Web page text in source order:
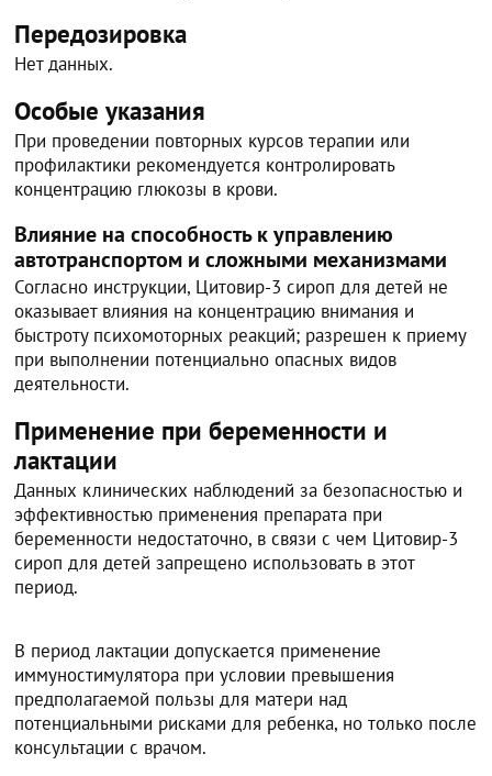
Передозировка
Нет данных.
Особые указания
При проведении повторных курсов терапии или
профилактики рекомендуется контролировать
концентрацию глюкозы в крови.
Влияние на способность к управлению
автотранспортом и сложными механизмами
Согласно инструкции, Цитовир-3 сироп для детей не
оказывает влияния на концентрацию внимания и
быстроту психомоторных реакций; разрешен к приему
при выполнении потенциально опасных видов
деятельности.
Применение при беременности и
лактации
Данных клинических наблюдений за безопасностью и
эффективностью применения препарата при
беременности недостаточно, в связи с чем Цитовир-3
сироп для детей запрещено использовать в этот
период.
В период лактации допускается применение
иммуностимулятора при условии превышения
предполагаемой пользы для матери над
потенциальными рисками для ребенка, но только после
консультации с врачом.